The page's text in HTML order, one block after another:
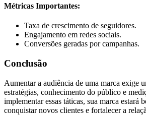
Métricas Importantes:
Taxa de crescimento de seguidores.
Engajamento em redes sociais.
Conversões geradas por campanhas.
Conclusão
Aumentar a audiência de uma marca exige
estratégias, conhecimento do público e
implementar essas táticas, sua marca estará
conquistar novos clientes e fortalecer a